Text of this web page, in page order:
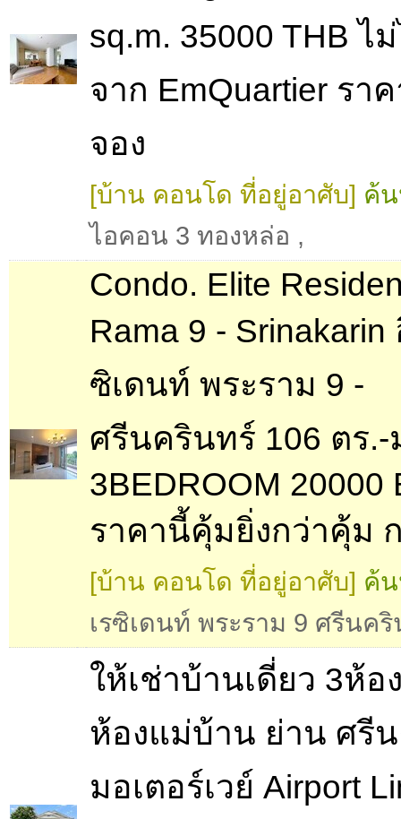
sq.m. 35000 THB ไ
จาก EmQuartier รา
จอง
[บ้าน คอนโด ที่อยู่อาศับ] ค้
ไอคอน 3 ทองหล่อ ,
Condo. Elite
Rama 9 - Srinakarin
ซิเดนท์ พระราม 9 -
ศรีนครินทร์ 106 ตร.-
3BEDROOM 20000
ราคานี้คุ้มยิ่งกว่าคุ้ม
[บ้าน คอนโด ที่อยู่อาศับ] ค้
เรซิเดนท์ พระราม 9 ศรีนค
ให้เช่าบ้านเดี่ยว 3ห้
ห้องแม่บ้าน ย่าน ศรี
มอเตอร์เวย์ Airport